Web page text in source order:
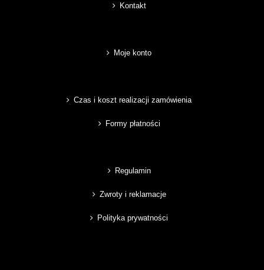
Kontakt
Moje konto
Czas i koszt realizacji zamówienia
Formy płatności
Regulamin
Zwroty i reklamacje
Polityka prywatności